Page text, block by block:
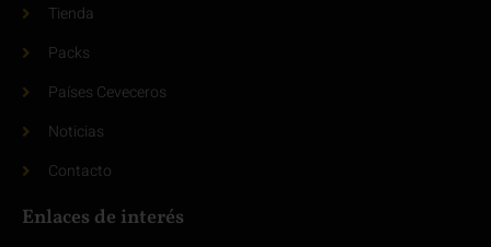
Tienda
Packs
Países Ceveceros
Noticias
Contacto
Enlaces de interés